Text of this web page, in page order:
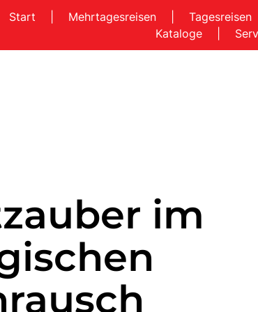
Start Mehrtagesreisen Tagesreisen
Kataloge
im